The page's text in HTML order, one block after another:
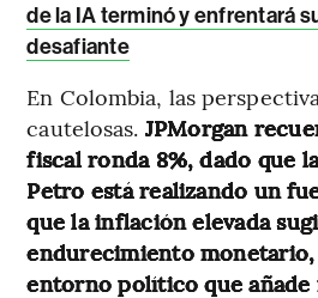
de la IA terminó y enfrentará
desafiante
En Colombia, las
cautelosas. JPMorgan
fiscal ronda 8%, dado que
Petro está realizando un
que la inflación elevada
endurecimiento
entorno político que